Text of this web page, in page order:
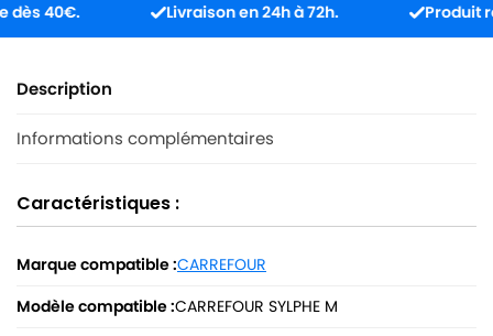
Livraison en 24h à 72h. Produit reçu
Description
Informations complémentaires
Caractéristiques :
Marque compatible :CARREFOUR
Modèle compatible :CARREFOUR SYLPHE M